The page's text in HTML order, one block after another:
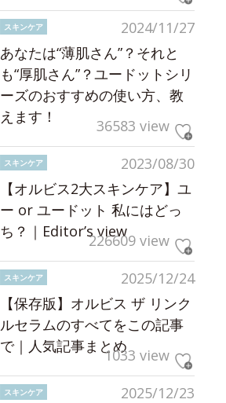
2024/11/27
スキンケア
あなたは“薄肌さん”？それと
も“厚肌さん”？ユードットシリ
ーズのおすすめの使い方、教
えます！
36583 view
2023/08/30
スキンケア
【オルビス2大スキンケア】ユ
ー or ユードット 私にはどっ
ち？｜Editor’s view226609 view
2025/12/24
スキンケア
【保存版】オルビス ザ リンク
ルセラムのすべてをこの記事
で｜人気記事まとめ1033 view
2025/12/23
スキンケア